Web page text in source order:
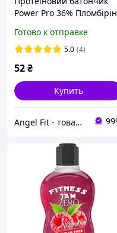
Power Pro 36%
Готово к отправке
5.0 (4)
52₴
Купить
Angel Fit - товари для здоров'я, спорту та активного життя